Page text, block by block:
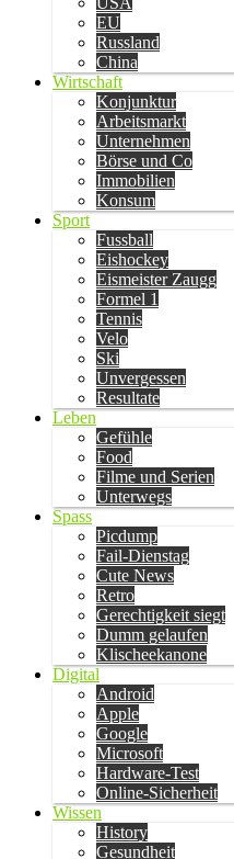
EU
Russland
China
Wirtschaft
Konjunktur
Arbeitsmarkt
Unternehmen
Börse und Co
Immobilien
Konsum
Sport
Fussball
Eishockey
Eismeister Zaugg
Formel 1
Tennis
Velo
Ski
Unvergessen
Resultate
Leben
Gefühle
Food
Filme und Serien
Unterwegs
Spass
Picdump
Fail-Dienstag
Cute News
Retro
Gerechtigkeit siegt
Dumm gelaufen
Klischeekanone
Digital
Android
Apple
Google
Microsoft
Hardware-Test
Online-Sicherheit
Wissen
History
Gesundheit